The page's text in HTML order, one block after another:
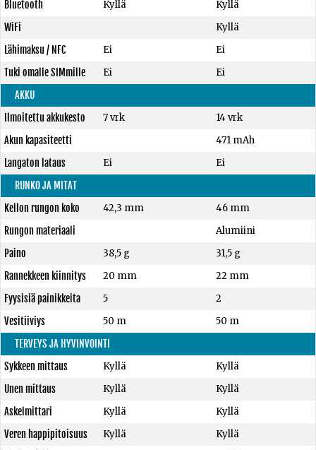
Bluetooth Kyllä
Kyllä
WiFi
Kyllä
Lähimaksu / NFC
Ei
Ei
Tuki omalle SIMmille
Ei
Ei
AKKU
Ilmoitettu akkukesto
7 vrk
14 vrk
Akun kapasiteetti
471 mAh
Langaton lataus
Ei
Ei
RUNKO JA MITAT
Kellon rungon koko
42,3 mm
46 mm
Rungon materiaali
Alumiini
Paino
38,5 g
31,5 g
Rannekkeen kiinnitys
20 mm
22 mm
Fyysisiä painikkeita
5
2
Vesitiiviys
50 m
50 m
TERVEYS JA HYVINVOINTI
Sykkeen mittaus
Kyllä
Kyllä
Unen mittaus
Kyllä
Kyllä
Askelmittari
Kyllä
Kyllä
Veren happipitoisuus
Kyllä
Kyllä